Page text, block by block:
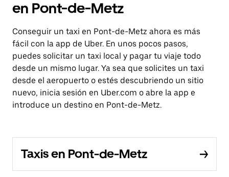
en Pont-de-Metz
Conseguir un taxi en Pont-de-Metz ahora es más
fácil con la app de Uber. En unos pocos pasos,
puedes solicitar un taxi local y pagar tu viaje todo
desde un mismo lugar. Ya sea que solicites un taxi
desde el aeropuerto o estés descubriendo un sitio
nuevo, inicia sesión en Uber.com o abre la app e
introduce un destino en Pont-de-Metz.
Taxis en Pont-de-Metz